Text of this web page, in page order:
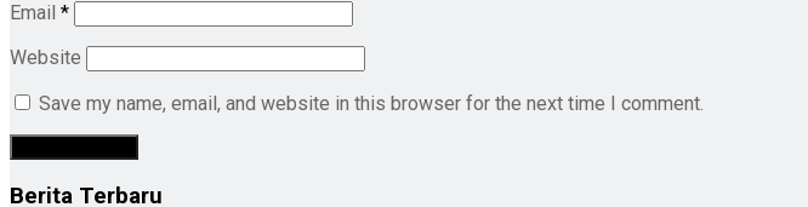
Email *
Website
Save my name, email, and website in this browser for the next time I comment.
Berita Terbaru